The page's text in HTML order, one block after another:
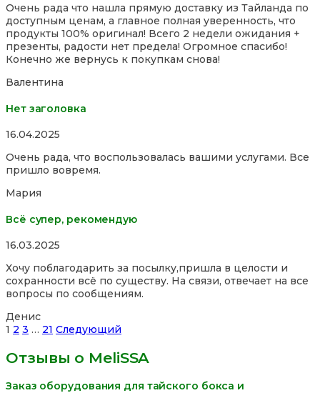
out
of
5
Очень рада что нашла прямую доставку из Тайланда по
доступным ценам, а главное полная уверенность, что
продукты 100% оригинал! Всего 2 недели ожидания +
презенты, радости нет предела! Огромное спасибо!
Конечно же вернусь к покупкам снова!
Валентина
Нет заголовка
Rated
out
of
16.04.2025
Очень рада, что воспользовалась вашими услугами. Все
пришло вовремя.
Мария
Всё супер, рекомендую
Rated
out
of
5
16.03.2025
Хочу поблагодарить за посылку,пришла в целости и
сохранности всё по существу. На связи, отвечает на все
вопросы по сообщениям.
Денис
Site
Reviews
навигация
Страница
1 Страница
2 Страница
3 … Страница
21 Следующий
Отзывы о MeliSSA
Заказ оборудования для тайского бокса и